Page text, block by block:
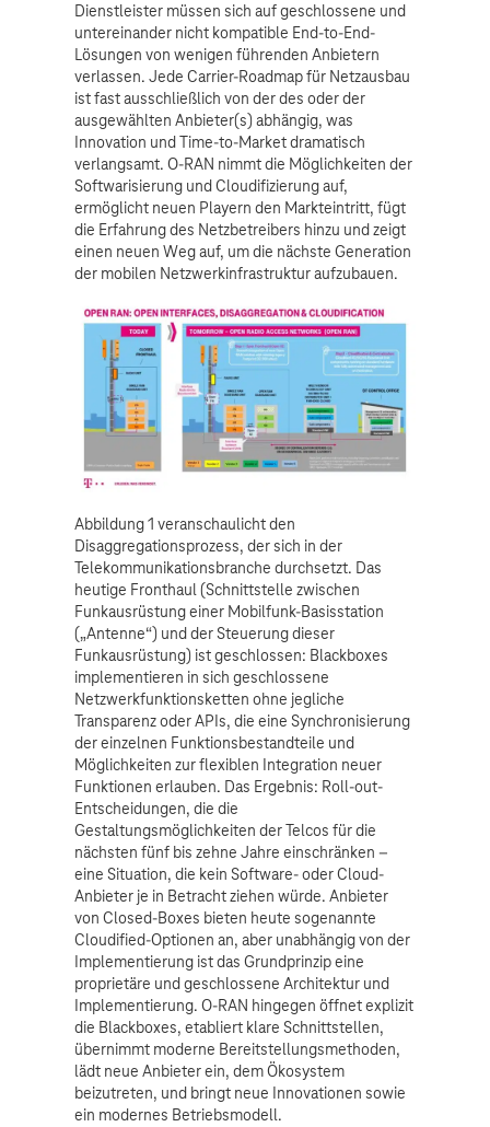
Dienstleister müssen sich auf geschlossene und
untereinander nicht kompatible End-to-End-
Lösungen von wenigen führenden Anbietern
verlassen. Jede Carrier-Roadmap für Netzausbau
ist fast ausschließlich von der des oder der
ausgewählten Anbieter(s) abhängig, was
Innovation und Time-to-Market dramatisch
verlangsamt. O-RAN nimmt die Möglichkeiten der
Softwarisierung und Cloudifizierung auf,
ermöglicht neuen Playern den Markteintritt, fügt
die Erfahrung des Netzbetreibers hinzu und zeigt
einen neuen Weg auf, um die nächste Generation
der mobilen Netzwerkinfrastruktur aufzubauen.
Abbildung 1 veranschaulicht den
Disaggregationsprozess, der sich in der
Telekommunikationsbranche durchsetzt. Das
heutige Fronthaul (Schnittstelle zwischen
Funkausrüstung einer Mobilfunk-Basisstation
(„Antenne“) und der Steuerung dieser
Funkausrüstung) ist geschlossen: Blackboxes
implementieren in sich geschlossene
Netzwerkfunktionsketten ohne jegliche
Transparenz oder APIs, die eine Synchronisierung
der einzelnen Funktionsbestandteile und
Möglichkeiten zur flexiblen Integration neuer
Funktionen erlauben. Das Ergebnis: Roll-out-
Entscheidungen, die die
Gestaltungsmöglichkeiten der Telcos für die
nächsten fünf bis zehne Jahre einschränken –
eine Situation, die kein Software- oder Cloud-
Anbieter je in Betracht ziehen würde. Anbieter
von Closed-Boxes bieten heute sogenannte
Cloudified-Optionen an, aber unabhängig von der
Implementierung ist das Grundprinzip eine
proprietäre und geschlossene Architektur und
Implementierung. O-RAN hingegen öffnet explizit
die Blackboxes, etabliert klare Schnittstellen,
übernimmt moderne Bereitstellungsmethoden,
lädt neue Anbieter ein, dem Ökosystem
beizutreten, und bringt neue Innovationen sowie
ein modernes Betriebsmodell.